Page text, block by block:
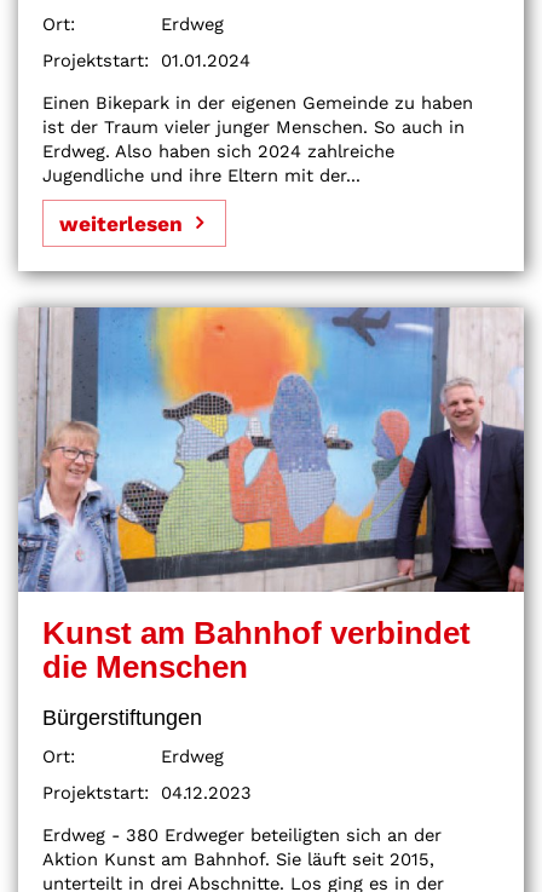
Ort:
Erdweg
Projektstart:
01.01.2024
Einen Bikepark in der eigenen Gemeinde zu haben
ist der Traum vieler junger Menschen. So auch in
Erdweg. Also haben sich 2024 zahlreiche
Jugendliche und ihre Eltern mit der...
weiterlesen
Kunst am Bahnhof verbindet
die Menschen
Bürgerstiftungen
Ort:
Erdweg
Projektstart:
04.12.2023
Erdweg - 380 Erdweger beteiligten sich an der
Aktion Kunst am Bahnhof. Sie läuft seit 2015,
unterteilt in drei Abschnitte. Los ging es in der